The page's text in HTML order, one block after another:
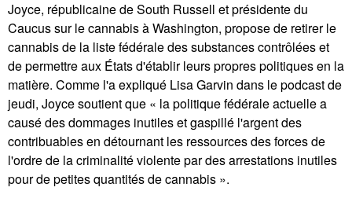
Joyce, républicaine de South Russell et présidente du
Caucus sur le cannabis à Washington, propose de retirer le
cannabis de la liste fédérale des substances contrôlées et
de permettre aux États d'établir leurs propres politiques en la
matière. Comme l'a expliqué Lisa Garvin dans le podcast de
jeudi, Joyce soutient que « la politique fédérale actuelle a
causé des dommages inutiles et gaspillé l'argent des
contribuables en détournant les ressources des forces de
l'ordre de la criminalité violente par des arrestations inutiles
pour de petites quantités de cannabis ».